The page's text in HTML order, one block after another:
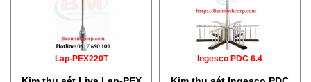
Lap-PEX220T Ingesco PDC 6.4